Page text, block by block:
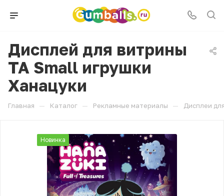
Дисплей для витрины
ТА Small игрушки
Ханацуки
Главная — Каталог — Рекламные материалы — Дисплеи
Новинка